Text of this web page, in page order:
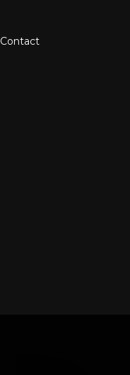
Contact